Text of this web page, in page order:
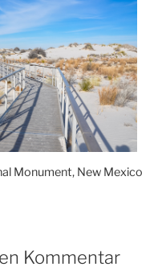
Monument, New Mexico
Kommentar